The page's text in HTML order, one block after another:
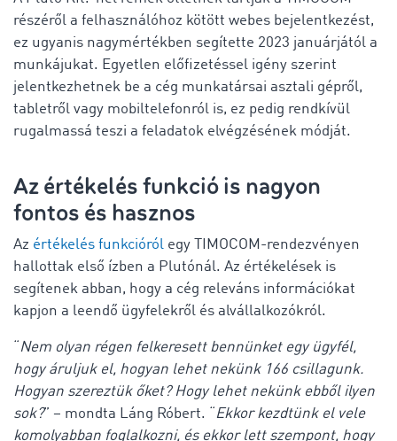
részéről a felhasználóhoz kötött webes bejelentkezést,
ez ugyanis nagymértékben segítette 2023 januárjától a
munkájukat. Egyetlen előfizetéssel igény szerint
jelentkezhetnek be a cég munkatársai asztali gépről,
tabletről vagy mobiltelefonról is, ez pedig rendkívül
rugalmassá teszi a feladatok elvégzésének módját.
Az értékelés funkció is nagyon
fontos és hasznos
Az értékelés funkcióról egy TIMOCOM-rendezvényen
hallottak első ízben a Plutónál. Az értékelések is
segítenek abban, hogy a cég releváns információkat
kapjon a leendő ügyfelekről és alvállalkozókról.
Nem olyan régen felkeresett bennünket egy ügyfél,
hogy áruljuk el, hogyan lehet nekünk 166 csillagunk.
Hogyan szereztük őket? Hogy lehet nekünk ebből ilyen
sok?” – mondta Láng Róbert. “ Ekkor kezdtünk el vele
komolyabban foglalkozni, és ekkor lett szempont, hogy